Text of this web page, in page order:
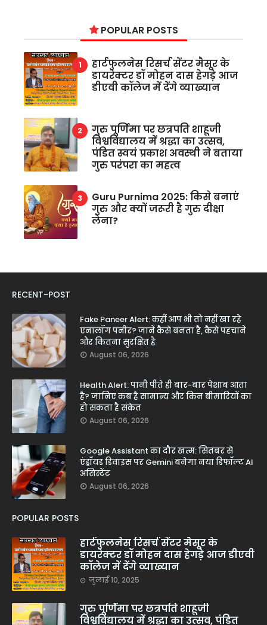
POPULAR POSTS
हार्टफुलनेस रिसर्च सेंटर मैसूर के
डायरेक्टर डॉ मोहन दास हेगड़े आज
डीएवी कॉलेज में देंगे व्याख्यान
गुरु पूर्णिमा पर छत्रपति शाहूजी
विश्वविद्यालय में श्रद्धा का उत्सव,
पंडित स्वयं प्रकाश अवस्थी ने बताया
गुरु परंपरा का महत्व
Guru Purnima 2025: किसे बनाएं
गुरु और क्यों जरूरी है गुरु दीक्षा
लेना?
RECENT-POST
Fake Paneer Alert: कहीं आप भी तो नहीं खा रहे
एनालॉग पनीर? जानें कैसे बनता है, कैसे पहचानें
और कितना सुरक्षित है
August 06, 2026
Health Alert: पानी पीते ही बार-बार पेशाब आता
है? जानिए कब है सामान्य और किन बीमारियों का
हो सकता है संकेत
August 06, 2026
Google Assistant का दौर खत्म: सितंबर से
एंड्रॉयड डिवाइस पर Gemini बनेगा नया डिफॉल्ट AI
असिस्टेंट
August 06, 2026
POPULAR POSTS
हार्टफुलनेस रिसर्च सेंटर मैसूर के
डायरेक्टर डॉ मोहन दास हेगड़े आज डीएवी
कॉलेज में देंगे व्याख्यान
जुलाई 10, 2025
गुरु पूर्णिमा पर छत्रपति शाहूजी
विश्वविद्यालय में श्रद्धा का उत्सव, पंडित